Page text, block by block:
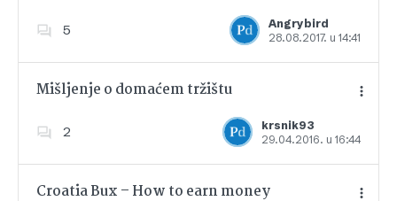
5
Angrybird
28.08.2017. u 14:41
Dodajte u favorite
Mišljenje o domaćem tržištu
2
krsnik93
29.04.2016. u 16:44
Dodajte u favorite
Croatia Bux – How to earn money